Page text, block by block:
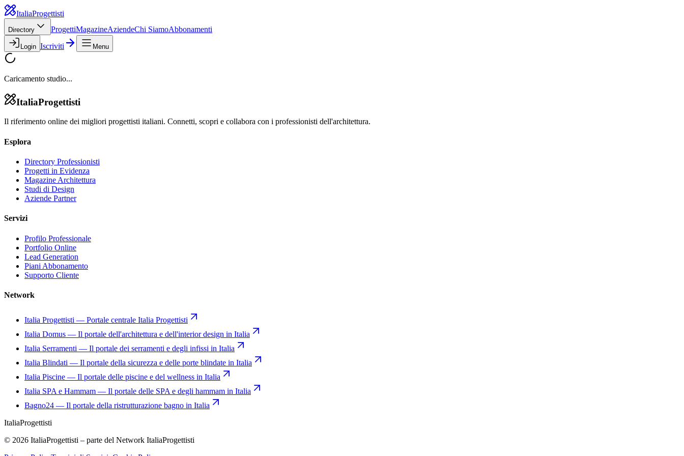
ItaliaProgettisti
Directory ProgettiMagazineAziendeChi SiamoAbbonamenti
Login Iscriviti Menu
Caricamento studio...
ItaliaProgettisti
Il riferimento online dei migliori progettisti italiani. Connetti, scopri e collabora con i professionisti dell'architettura.
Esplora
Directory Professionisti
Progetti in Evidenza
Magazine Architettura
Studi di Design
Aziende Partner
Servizi
Profilo Professionale
Portfolio Online
Lead Generation
Piani Abbonamento
Supporto Cliente
Network
Italia Progettisti — Portale centrale Italia Progettisti
Italia Domus — Il portale dell'architettura e dell'interior design in Italia
Italia Serramenti — Il portale dei serramenti e degli infissi in Italia
Italia Blindati — Il portale della sicurezza e delle porte blindate in Italia
Italia Piscine — Il portale delle piscine e del wellness in Italia
Italia SPA e Hammam — Il portale delle SPA e degli hammam in Italia
Bagno24 — Il portale della ristrutturazione bagno in Italia
ItaliaProgettisti
© 2026 ItaliaProgettisti – parte del Network ItaliaProgettisti